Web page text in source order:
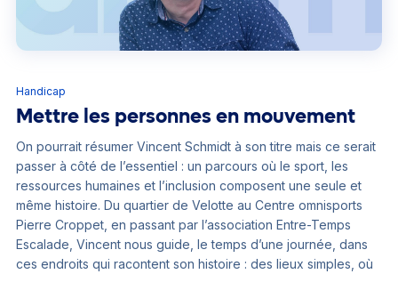
Handicap
Mettre les personnes en mouvement
On pourrait résumer Vincent Schmidt à son titre mais ce serait
passer à côté de l’essentiel : un parcours où le sport, les
ressources humaines et l’inclusion composent une seule et
même histoire. Du quartier de Velotte au Centre omnisports
Pierre Croppet, en passant par l’association Entre-Temps
Escalade, Vincent nous guide, le temps d’une journée, dans
ces endroits qui racontent son histoire : des lieux simples, où